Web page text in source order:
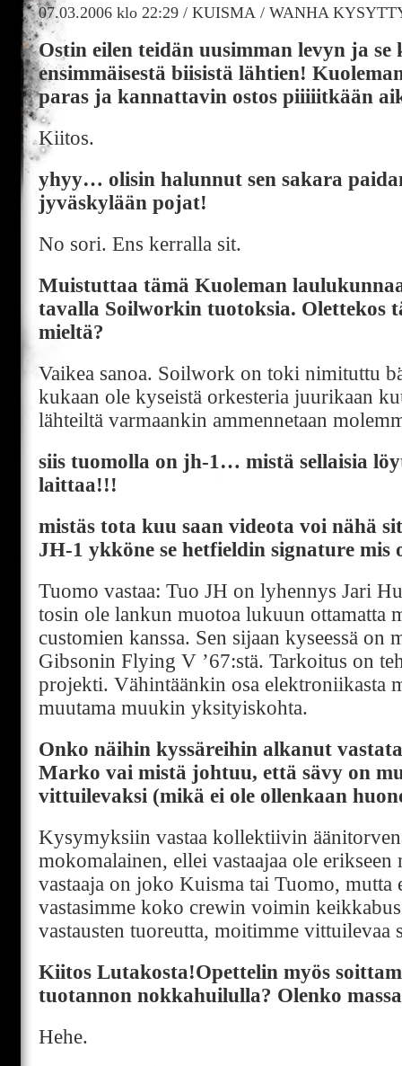
07.03.2006 klo 22:29 / KUISMA / WANHA
Ostin eilen teidän uusimman levyn ja se
ensimmäisestä biisistä lähtien!
paras ja kannattavin ostos piiiiitkään
Kiitos.
yhyy… olisin halunnut sen sakara
jyväskylään pojat!
No sori. Ens kerralla sit.
Muistuttaa tämä Kuoleman
tavalla Soilworkin tuotoksia. Olettekos
mieltä?
Vaikea sanoa. Soilwork on toki nimituttu
kukaan ole kyseistä orkesteria juurikaan
lähteiltä varmaankin ammennetaan
siis tuomolla on jh-1… mistä sellaisia
laittaa!!!
mistäs tota kuu saan videota voi nähä
JH-1 ykköne se hetfieldin signature mis
Tuomo vastaa: Tuo JH on lyhennys Jari
tosin ole lankun muotoa lukuun ottamatta
customien kanssa. Sen sijaan kyseessä on
Gibsonin Flying V ’67:stä. Tarkoitus on
projekti. Vähintäänkin osa elektroniikasta
muutama muukin yksityiskohta.
Onko näihin kyssäreihin alkanut
Marko vai mistä johtuu, että sävy on
vittuilevaksi (mikä ei ole ollenkaan
Kysymyksiin vastaa kollektiivin
mokomalainen, ellei vastaajaa ole erikseen
vastaaja on joko Kuisma tai Tuomo, mutta
vastasimme koko crewin voimin
vastausten tuoreutta, moitimme vittuilevaa
Kiitos Lutakosta!Opettelin myös
tuotannon nokkahuilulla? Olenko
Hehe.